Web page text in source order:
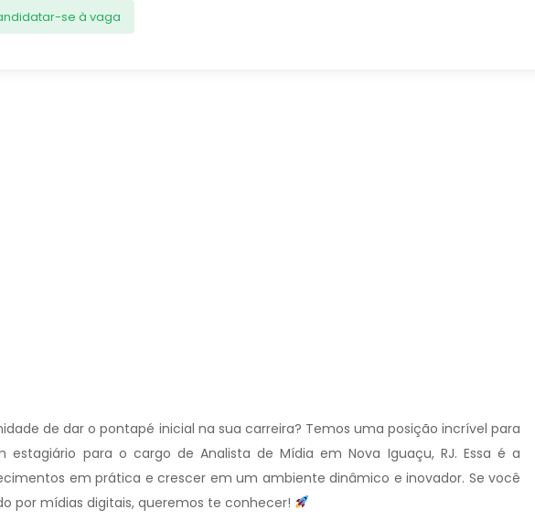
se à vaga
de dar o pontapé inicial na sua carreira? Temos uma posição incrível para
estagiário para o cargo de Analista de Mídia em Nova Iguaçu, RJ. Essa é a
em prática e crescer em um ambiente dinâmico e inovador. Se você
por mídias digitais, queremos te conhecer!